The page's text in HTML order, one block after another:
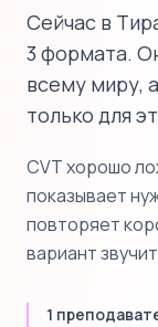
Сейчас в
3 формата.
всему миру,
только для
CVT хорошо
показывает
повторяет
вариант
1